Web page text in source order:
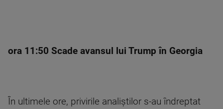
ora 11:50 Scade avansul lui Trump în Georgia
În ultimele ore, privirile analiștilor s-au îndreptat